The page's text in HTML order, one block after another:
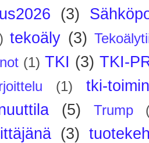
(3)
tekoäly (3)
(1) TKI (3) TKI-
(1)
tki-
(5) Trump
(3)